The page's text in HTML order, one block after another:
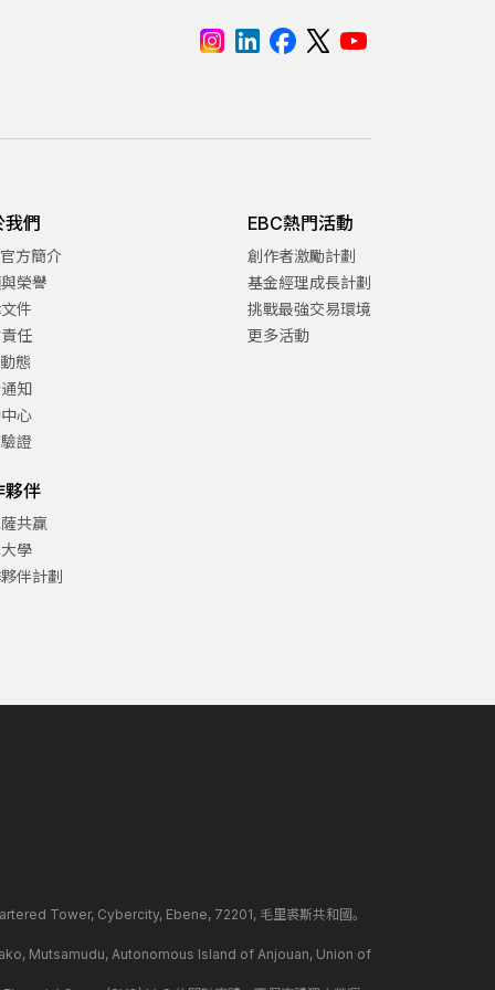
我們
方簡介
榮譽
件
任
態
知
心
證
夥伴
共贏
學
伴計劃
EBC熱門活動
創作者激勵計劃
基金經理成長計劃
挑戰最強交易環境
更多活動
Tower, Cybercity, Ebene, 72201, 毛里裘斯共和國。
Mutsamudu, Autonomous Island of Anjouan, Union of